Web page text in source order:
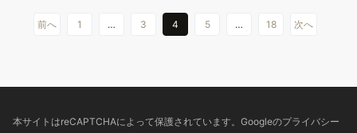
前へ 1 … 3 4 5 … 18 次へ
本サイトはreCAPTCHAによって保護されています。Googleのプライバシー